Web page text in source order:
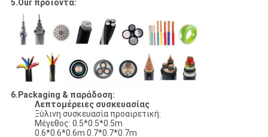
5.Our προϊόντα:
6.Packaging & παράδοση:
Λεπτομέρειες συσκευασίας
Ξύλινη συσκευασία προαιρετική:
Μέγεθος: 0.5*0.5*0.5m
0.6*0.6*0.6m 0.7*0.7*0.7m